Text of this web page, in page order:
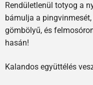
Rendületlenül totyog a
bámulja a
gömbölyű, és
hasán!
Kalandos együttélés